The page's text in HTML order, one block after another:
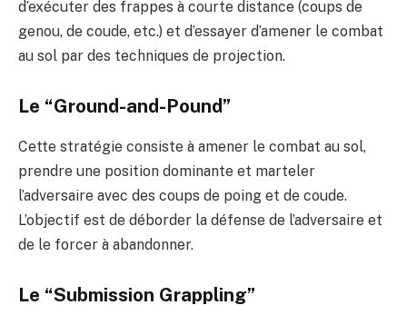
d’exécuter des frappes à courte distance (coups de
genou, de coude, etc.) et d’essayer d’amener le combat
au sol par des techniques de projection.
Le “Ground-and-Pound”
Cette stratégie consiste à amener le combat au sol,
prendre une position dominante et marteler
l’adversaire avec des coups de poing et de coude.
L’objectif est de déborder la défense de l’adversaire et
de le forcer à abandonner.
Le “Submission Grappling”